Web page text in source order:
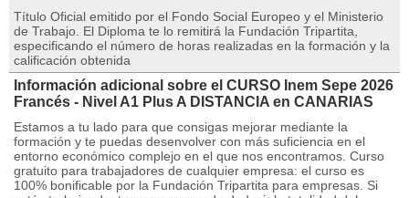
Título Oficial emitido por el Fondo Social Europeo y el Ministerio
de Trabajo. El Diploma te lo remitirá la Fundación Tripartita,
especificando el número de horas realizadas en la formación y la
calificación obtenida
Información adicional sobre el CURSO Inem Sepe 2026
Francés - Nivel A1 Plus A DISTANCIA en CANARIAS
Estamos a tu lado para que consigas mejorar mediante la
formación y te puedas desenvolver con más suficiencia en el
entorno económico complejo en el que nos encontramos. Curso
gratuito para trabajadores de cualquier empresa: el curso es
100% bonificable por la Fundación Tripartita para empresas. Si